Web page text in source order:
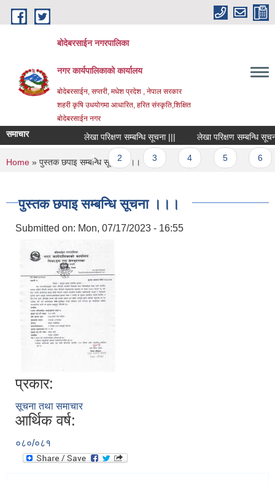
Skip to main content
बोदेबरसाईन नगरपालिका
नगर कार्यपालिकाको कार्यालय
बोदेबरसाईन, सप्तरी, मधेश प्रदेश , नेपाल सरकार
शहरी कृषि उधयोगमा आधारित, हरित संस्कृति,शिक्षित
बोदेबरसाईन नगर
समाचार लेखा परिक्षण सम्बन्धि सूचना ||| लेखा परिक्षण सम्बन्धि सूचना
Pages
1 2
You are here
Home » पुस्तक छपाइ सम्बन्धि सूचना ।।।
पुस्तक छपाइ सम्बन्धि सूचना ।।।
Submitted on: Mon, 07/17/2023 - 16:55
प्रकार:
सूचना तथा समाचार
आर्थिक वर्ष:
०८०/०८१